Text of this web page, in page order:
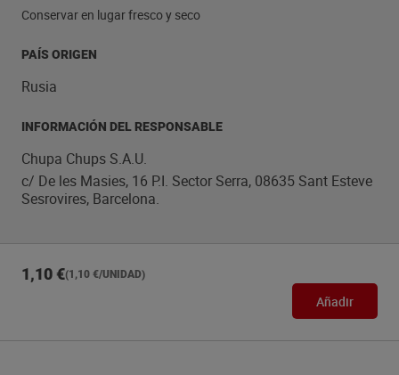
Conservar en lugar fresco y seco
PAÍS ORIGEN
Rusia
INFORMACIÓN DEL RESPONSABLE
Chupa Chups S.A.U.
c/ De les Masies, 16 P.I. Sector Serra, 08635 Sant Esteve
Sesrovires, Barcelona.
1,10 €(1,10 €/UNIDAD)
Añadir